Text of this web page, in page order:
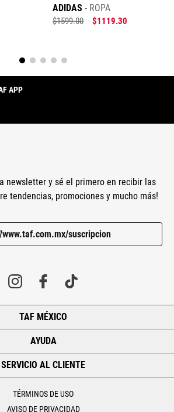
ADIDAS ROPA
$1599.00 $1119.30
APP
newsletter y sé el primero en recibir las
tendencias, promociones y mucho más!
suscripcion
TAF MÉXICO
AYUDA
SERVICIO AL CLIENTE
TÉRMINOS DE USO
AVISO DE PRIVACIDAD